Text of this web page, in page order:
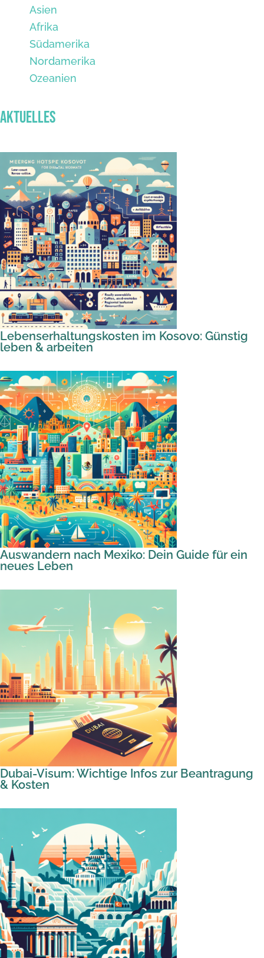
Asien
Afrika
Südamerika
Nordamerika
Ozeanien
Aktuelles
Lebenserhaltungskosten im Kosovo: Günstig
leben & arbeiten
Auswandern nach Mexiko: Dein Guide für ein
neues Leben
Dubai-Visum: Wichtige Infos zur Beantragung
& Kosten